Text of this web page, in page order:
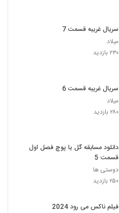
سریال غریبه قسمت 7
میلاد
۲۳۰ بازدید
سریال غریبه قسمت 6
میلاد
۲۸۰ بازدید
دانلود مسابقه گل یا پوچ فصل اول
قسمت 5
دوستی ها
۲۵۰ بازدید
فیلم ناکس می رود 2024